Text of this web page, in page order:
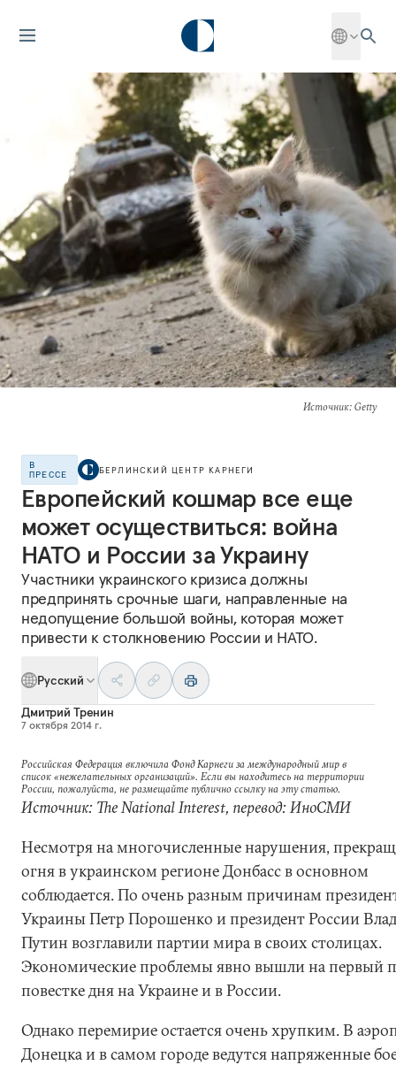
Источник: Getty
В
ПРЕССЕ
БЕРЛИНСКИЙ ЦЕНТР КАРНЕГИ
Европейский кошмар все еще
может осуществиться: война
НАТО и России за Украину
Участники украинского кризиса должны
предпринять срочные шаги, направленные на
недопущение большой войны, которая может
привести к столкновению России и НАТО.
Русский
Дмитрий Тренин
7 октября 2014 г.
Российская Федерация включила Фонд Карнеги за международный мир в
список «нежелательных организаций». Если вы находитесь на территории
России, пожалуйста, не размещайте публично ссылку на эту статью.
Источник: The National Interest, перевод: ИноСМИ
Несмотря на многочисленные нарушения,
огня в украинском регионе Донбасс в основном
соблюдается. По очень разным причинам
Украины Петр Порошенко и президент России
Путин возглавили партии мира в своих столицах.
Экономические проблемы явно вышли на первый
повестке дня на Украине и в России.
Однако перемирие остается очень хрупким. В
Донецка и в самом городе ведутся напряженные